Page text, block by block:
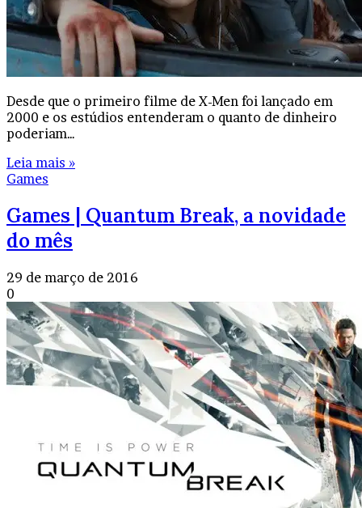
Desde que o primeiro filme de X-Men foi lançado em
2000 e os estúdios entenderam o quanto de dinheiro
poderiam…
Leia mais »
Games
Games | Quantum Break, a novidade
do mês
29 de março de 2016
0